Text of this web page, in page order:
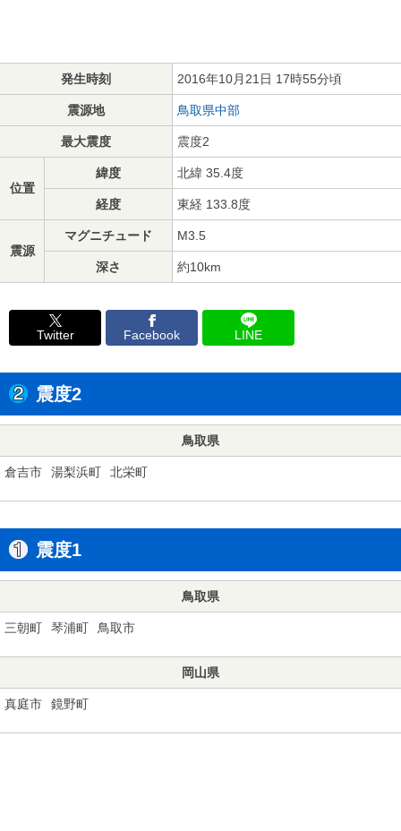
発生時刻 2016年10月21日 17時55分頃
震源地 鳥取県中部
最大震度 震度2
位置
緯度 北緯 35.4度
経度 東経 133.8度
震源
マグニチュード M3.5
深さ 約10km
Twitter Facebook LINE
震度2
鳥取県
倉吉市 湯梨浜町 北栄町
震度1
鳥取県
三朝町 琴浦町 鳥取市
岡山県
真庭市 鏡野町